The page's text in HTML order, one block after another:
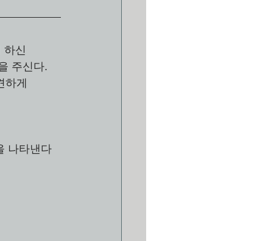
하신
주신다.
하게
나타낸다